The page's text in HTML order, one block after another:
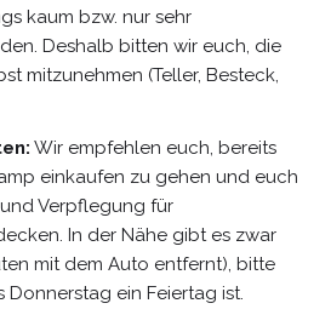
kaum bzw. nur sehr
Deshalb bitten wir euch, die
mitzunehmen (Teller, Besteck,
Wir empfehlen euch, bereits
einkaufen zu gehen und euch
Verpflegung für
In der Nähe gibt es zwar
mit dem Auto entfernt), bitte
ein Feiertag ist.